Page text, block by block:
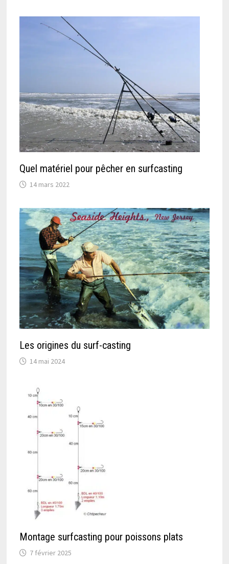
Quel matériel pour pêcher en surfcasting
14 mars 2022
Les origines du surf-casting
14 mai 2024
Montage surfcasting pour poissons plats
7 février 2025